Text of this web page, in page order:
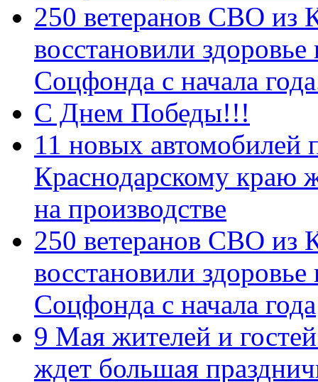
250 ветеранов СВО из
восстановили
Соцфонда с начала
С Днем Победы!!!
11 новых автомобилей
Краснодарскому краю
на производстве
250 ветеранов СВО из
восстановили
Соцфонда с начала года
9 Мая жителей и
ждет большая